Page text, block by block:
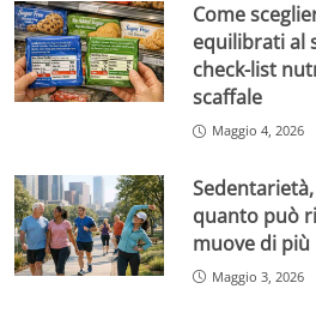
Come
equilibrati al
check-list
scaffale
Maggio 4, 2026
quanto può
muove di più
Maggio 3, 2026